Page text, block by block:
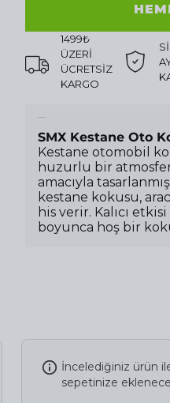
1499₺
ÜZERİ
ÜCRETSİZ
KARGO
SMX Kestane Oto
Kestane otomobil
huzurlu bir
amacıyla
kestane kokusu,
his verir. Kalıcı
boyunca hoş bir
İncelediğiniz ürün
sepetinize